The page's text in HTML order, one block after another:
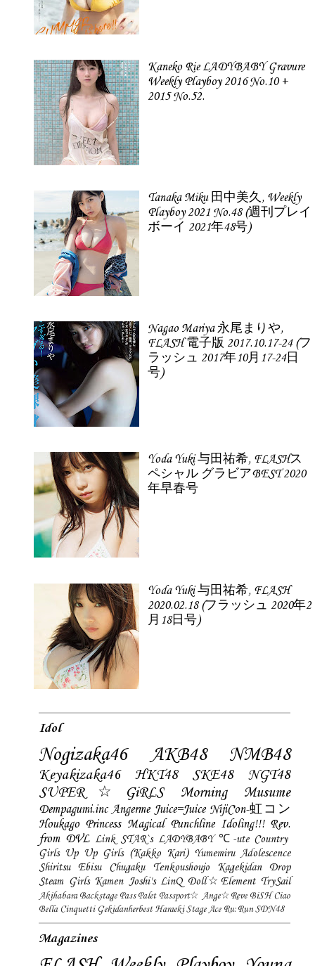
Kaneko Rie LADYBABY Gravure
Weekly Playboy 2016 No.10 +
2015 No.52.
Tanaka Miku 田中美久, Weekly
Playboy 2021 No.48 (週刊プレイ
ボーイ 2021年48号)
Nagao Mariya 永尾まりや,
FLASH 電子版 2017.10.17-24 (フ
ラッシュ 2017年10月17-24日
号)
Yoda Yuki 与田祐希, FLASHス
ペシャル グラビアBEST 2020
年早春号
Yoda Yuki 与田祐希, FLASH
2020.02.18 (フラッシュ 2020年2
月18日号)
Idol
Nogizaka46 AKB48 NMB48
Keyakizaka46 HKT48 SKE48
NGT48
SUPER☆GiRLS
Morning Musume
Dempagumi.inc Angerme Juice=Juice NijiCon-虹コン
Houkago Princess Magical Punchline Idoling!!! Rev.
from DVL Link STAR`s LADYBABY ℃-ute Country
Girls Up Up Girls (Kakko Kari) Yumemiru Adolescence
Shiritsu Ebisu Chugaku
Tenkoushoujo Kagekidan
Drop
Steam Girls Kamen Joshi's LinQ Doll☆Element TrySail
Akihabara Backstage Pass Palet Passport☆ Ange☆Reve BiSH Ciao
Bella Cinquetti Gekidanherbest Haraeki Stage Ace Ru:Run SDN48
Magazines